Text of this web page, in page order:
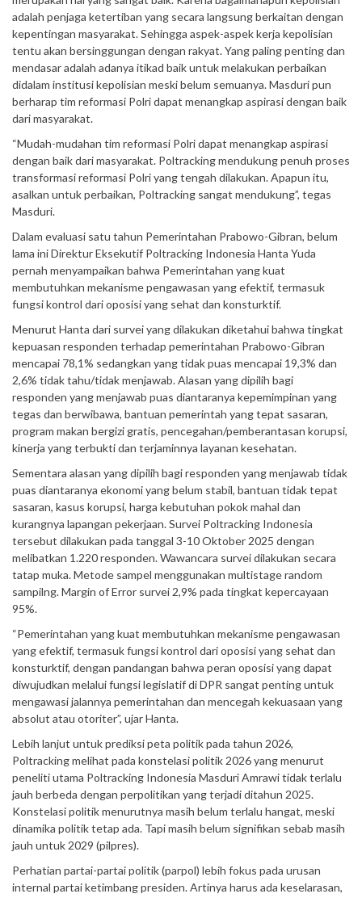
adalah penjaga ketertiban yang secara langsung berkaitan dengan
kepentingan masyarakat. Sehingga aspek-aspek kerja kepolisian
tentu akan bersinggungan dengan rakyat. Yang paling penting dan
mendasar adalah adanya itikad baik untuk melakukan perbaikan
didalam institusi kepolisian meski belum semuanya. Masduri pun
berharap tim reformasi Polri dapat menangkap aspirasi dengan baik
dari masyarakat.
“Mudah-mudahan tim reformasi Polri dapat menangkap aspirasi
dengan baik dari masyarakat. Poltracking mendukung penuh proses
transformasi reformasi Polri yang tengah dilakukan. Apapun itu,
asalkan untuk perbaikan, Poltracking sangat mendukung”, tegas
Masduri.
Dalam evaluasi satu tahun Pemerintahan Prabowo-Gibran, belum
lama ini Direktur Eksekutif Poltracking Indonesia Hanta Yuda
pernah menyampaikan bahwa Pemerintahan yang kuat
membutuhkan mekanisme pengawasan yang efektif, termasuk
fungsi kontrol dari oposisi yang sehat dan konsturktif.
Menurut Hanta dari survei yang dilakukan diketahui bahwa tingkat
kepuasan responden terhadap pemerintahan Prabowo-Gibran
mencapai 78,1% sedangkan yang tidak puas mencapai 19,3% dan
2,6% tidak tahu/tidak menjawab. Alasan yang dipilih bagi
responden yang menjawab puas diantaranya kepemimpinan yang
tegas dan berwibawa, bantuan pemerintah yang tepat sasaran,
program makan bergizi gratis, pencegahan/pemberantasan korupsi,
kinerja yang terbukti dan terjaminnya layanan kesehatan.
Sementara alasan yang dipilih bagi responden yang menjawab tidak
puas diantaranya ekonomi yang belum stabil, bantuan tidak tepat
sasaran, kasus korupsi, harga kebutuhan pokok mahal dan
kurangnya lapangan pekerjaan. Survei Poltracking Indonesia
tersebut dilakukan pada tanggal 3-10 Oktober 2025 dengan
melibatkan 1.220 responden. Wawancara survei dilakukan secara
tatap muka. Metode sampel menggunakan multistage random
sampilng. Margin of Error survei 2,9% pada tingkat kepercayaan
95%.
“Pemerintahan yang kuat membutuhkan mekanisme pengawasan
yang efektif, termasuk fungsi kontrol dari oposisi yang sehat dan
konsturktif, dengan pandangan bahwa peran oposisi yang dapat
diwujudkan melalui fungsi legislatif di DPR sangat penting untuk
mengawasi jalannya pemerintahan dan mencegah kekuasaan yang
absolut atau otoriter”, ujar Hanta.
Lebih lanjut untuk prediksi peta politik pada tahun 2026,
Poltracking melihat pada konstelasi politik 2026 yang menurut
peneliti utama Poltracking Indonesia Masduri Amrawi tidak terlalu
jauh berbeda dengan perpolitikan yang terjadi ditahun 2025.
Konstelasi politik menurutnya masih belum terlalu hangat, meski
dinamika politik tetap ada. Tapi masih belum signifikan sebab masih
jauh untuk 2029 (pilpres).
Perhatian partai-partai politik (parpol) lebih fokus pada urusan
internal partai ketimbang presiden. Artinya harus ada keselarasan,